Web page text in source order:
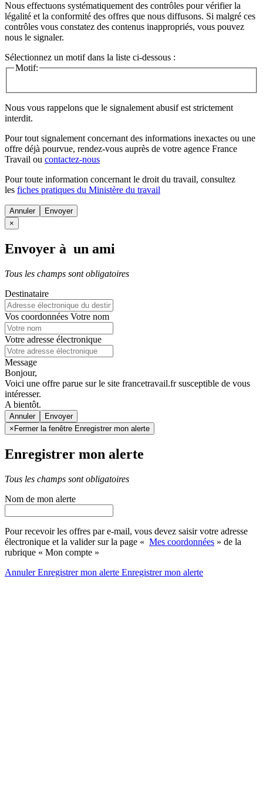
Nous effectuons systématiquement des contrôles pour vérifier la
légalité et la conformité des offres que nous diffusons. Si malgré ces
contrôles vous constatez des contenus inappropriés, vous pouvez
nous le signaler.
Sélectionnez un motif dans la liste ci-dessous :
Motif:
Nous vous rappelons que le signalement abusif est strictement
interdit.
Pour tout signalement concernant des informations inexactes ou une
offre déjà pourvue, rendez-vous auprès de votre agence France
Travail ou contactez-nous
Pour toute information concernant le droit du travail, consultez
les fiches pratiques du Ministère du travail
Annuler
×
Envoyer à un ami
Tous les champs sont obligatoires
Destinataire
Vos coordonnées Votre nom
Votre adresse électronique
Message
Bonjour,
Voici une offre parue sur le site francetravail.fr susceptible de vous
intéresser.
A bientôt.
Annuler
× Fermer la fenêtre Enregistrer mon alerte
Enregistrer mon alerte
Tous les champs sont obligatoires
Nom de mon alerte
Pour recevoir les offres par e-mail, vous devez saisir votre adresse
électronique et la valider sur la page « Mes coordonnées » de la
rubrique « Mon compte »
AnnulerEnregistrer mon alerte Enregistrermon alerte